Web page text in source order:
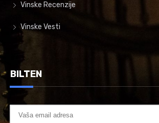
Vinske Recenzije
Vinske Vesti
BILTEN